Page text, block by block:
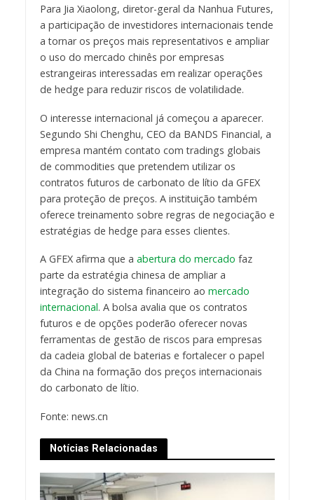
Para Jia Xiaolong, diretor-geral da Nanhua Futures,
a participação de investidores internacionais tende
a tornar os preços mais representativos e ampliar
o uso do mercado chinês por empresas
estrangeiras interessadas em realizar operações
de hedge para reduzir riscos de volatilidade.
O interesse internacional já começou a aparecer.
Segundo Shi Chenghu, CEO da BANDS Financial, a
empresa mantém contato com tradings globais
de commodities que pretendem utilizar os
contratos futuros de carbonato de lítio da GFEX
para proteção de preços. A instituição também
oferece treinamento sobre regras de negociação e
estratégias de hedge para esses clientes.
A GFEX afirma que a abertura do mercado faz
parte da estratégia chinesa de ampliar a
integração do sistema financeiro ao mercado
internacional. A bolsa avalia que os contratos
futuros e de opções poderão oferecer novas
ferramentas de gestão de riscos para empresas
da cadeia global de baterias e fortalecer o papel
da China na formação dos preços internacionais
do carbonato de lítio.
Fonte: news.cn
Notícias Relacionadas